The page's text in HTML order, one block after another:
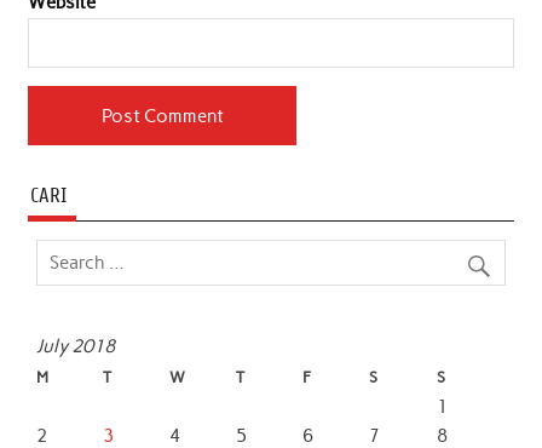
CARI
July 2018
M T W T F S S
1
2
3 4 5 6 7
8